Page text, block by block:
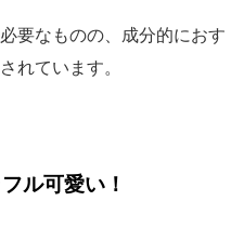
要なものの、成分的におす
れています。
ル可愛い！